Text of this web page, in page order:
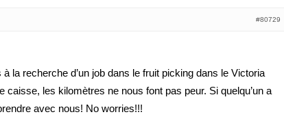
#80729
la recherche d’un job dans le fruit picking dans le Victoria
caisse, les kilomètres ne nous font pas peur. Si quelqu’un a
avec nous! No worries!!!